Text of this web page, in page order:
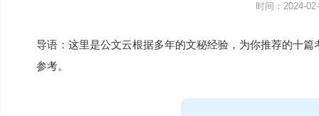
时间：2024-
导语：这里是公文云根据多年的文秘经验，为你推荐的十
参考。